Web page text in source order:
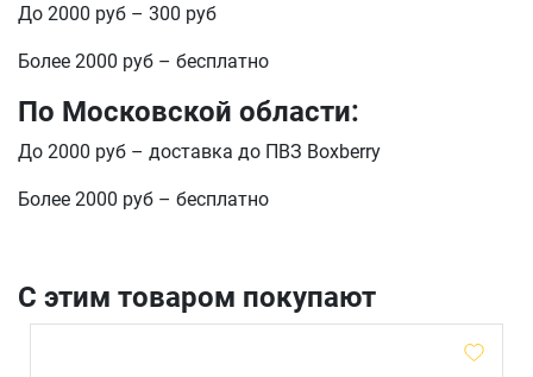
До 2000 руб – 300 руб
Более 2000 руб – бесплатно
По Московской области:
До 2000 руб – доставка до ПВЗ Boxberry
Более 2000 руб – бесплатно
С этим товаром покупают
Оформить заказ
Телефон
E-mail